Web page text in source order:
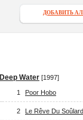
ДОБАВИТЬ
Deep Water [1997]
1 Poor Hobo
2 Le Rêve Du Soûlard